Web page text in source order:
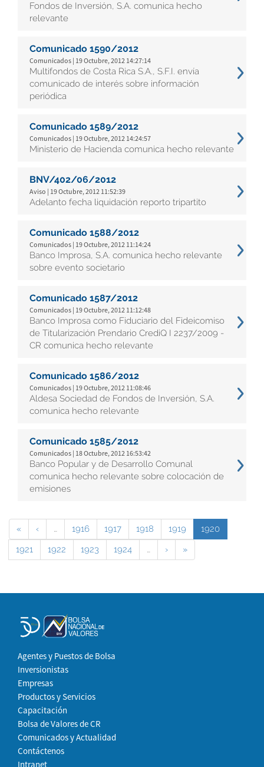
Fondos de Inversión, S.A. comunica hecho
relevante
Comunicado 1590/2012
Comunicados | 19 Octubre, 2012 14:27:14
Multifondos de Costa Rica S.A., S.F.I. envía
comunicado de interés sobre información
periódica
Comunicado 1589/2012
Comunicados | 19 Octubre, 2012 14:24:57
Ministerio de Hacienda comunica hecho relevante
BNV/402/06/2012
Aviso | 19 Octubre, 2012 11:52:39
Adelanto fecha liquidación reporto tripartito
Comunicado 1588/2012
Comunicados | 19 Octubre, 2012 11:14:24
Banco Improsa, S.A. comunica hecho relevante
sobre evento societario
Comunicado 1587/2012
Comunicados | 19 Octubre, 2012 11:12:48
Banco Improsa como Fiduciario del Fideicomiso
de Titularización Prendario CrediQ I 2237/2009 -
CR comunica hecho relevante
Comunicado 1586/2012
Comunicados | 19 Octubre, 2012 11:08:46
Aldesa Sociedad de Fondos de Inversión, S.A.
comunica hecho relevante
Comunicado 1585/2012
Comunicados | 18 Octubre, 2012 16:53:42
Banco Popular y de Desarrollo Comunal
comunica hecho relevante sobre colocación de
emisiones
« ‹ … 1916 1917 1918 1919
1920
1921
1922 1923 1924 … › »
Agentes y Puestos de Bolsa
Inversionistas
Empresas
Productos y Servicios
Capacitación
Bolsa de Valores de CR
Comunicados y Actualidad
Contáctenos
Intranet